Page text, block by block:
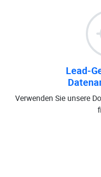
Lead-
Verwenden Sie unsere